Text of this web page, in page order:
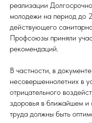
реализации
молодежи на период до
действующего
Профсоюзы приняли
рекомендаций.
В частности, в
несовершеннолетних в
отрицательного
здоровья в ближайшем и
труда должны быть